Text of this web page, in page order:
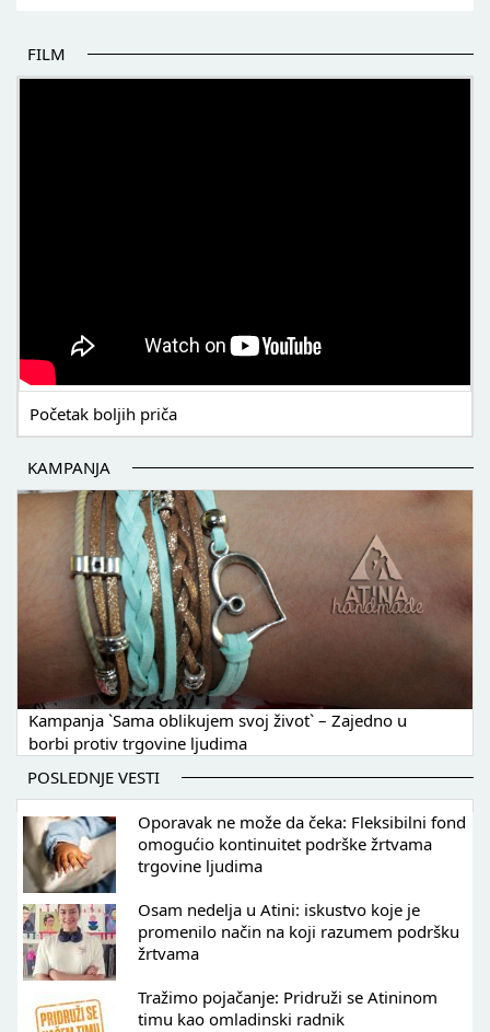
FILM
Početak boljih priča
KAMPANJA
Kampanja `Sama oblikujem svoj život` – Zajedno u
borbi protiv trgovine ljudima
POSLEDNJE VESTI
Oporavak ne može da čeka: Fleksibilni fond
omogućio kontinuitet podrške žrtvama
trgovine ljudima
Osam nedelja u Atini: iskustvo koje je
promenilo način na koji razumem podršku
žrtvama
Tražimo pojačanje: Pridruži se Atininom
timu kao omladinski radnik